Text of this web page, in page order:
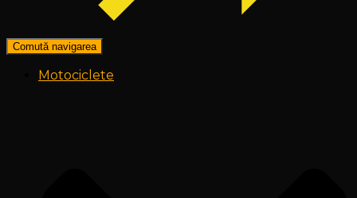
Comută navigarea
Motociclete